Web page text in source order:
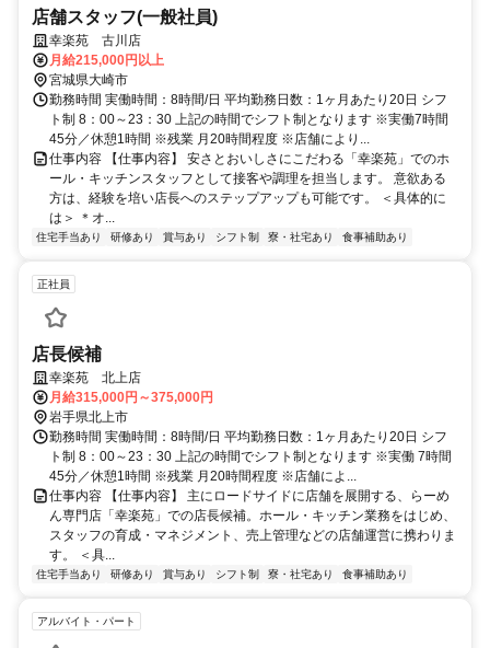
店舗スタッフ(一般社員)
幸楽苑 古川店
月給215,000円以上
宮城県大崎市
勤務時間 実働時間：8時間/日 平均勤務日数：1ヶ月あたり20日 シフ
ト制 8：00～23：30 上記の時間でシフト制となります ※実働7時間
45分／休憩1時間 ※残業 月20時間程度 ※店舗により...
仕事内容 【仕事内容】 安さとおいしさにこだわる「幸楽苑」でのホ
ール・キッチンスタッフとして接客や調理を担当します。 意欲ある
方は、経験を培い店長へのステップアップも可能です。 ＜具体的に
は＞ ＊オ...
住宅手当あり 研修あり 賞与あり シフト制 寮・社宅あり 食事補助あり
正社員
店長候補
幸楽苑 北上店
月給315,000円～375,000円
岩手県北上市
勤務時間 実働時間：8時間/日 平均勤務日数：1ヶ月あたり20日 シフ
ト制 8：00～23：30 上記の時間でシフト制となります ※実働 7時間
45分／休憩1時間 ※残業 月20時間程度 ※店舗によ...
仕事内容 【仕事内容】 主にロードサイドに店舗を展開する、らーめ
ん専門店「幸楽苑」での店長候補。ホール・キッチン業務をはじめ、
スタッフの育成・マネジメント、売上管理などの店舗運営に携わりま
す。 ＜具...
住宅手当あり 研修あり 賞与あり シフト制 寮・社宅あり 食事補助あり
アルバイト・パート